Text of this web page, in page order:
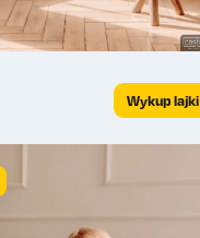
Wykup lajki